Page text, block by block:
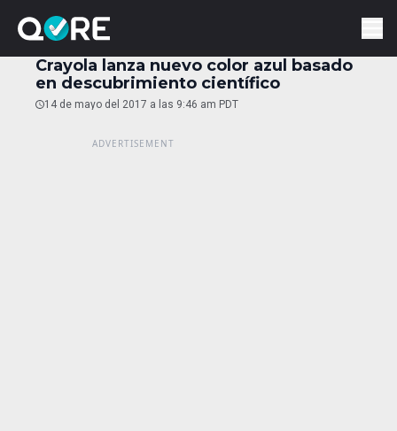
Crayola lanza nuevo color azul basado
en descubrimiento científico
14 de mayo del 2017 a las 9:46 am PDT